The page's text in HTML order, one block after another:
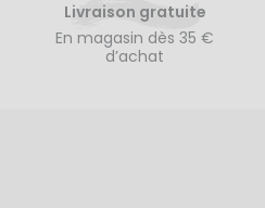
Livraison gratuite
En magasin dès 35 €
d’achat